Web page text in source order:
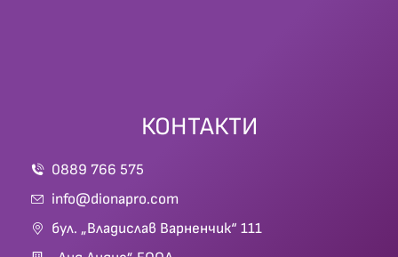
КОНТАКТИ
0889 766 575
info@dionapro.com
бул. „Владислав Варненчик“ 111